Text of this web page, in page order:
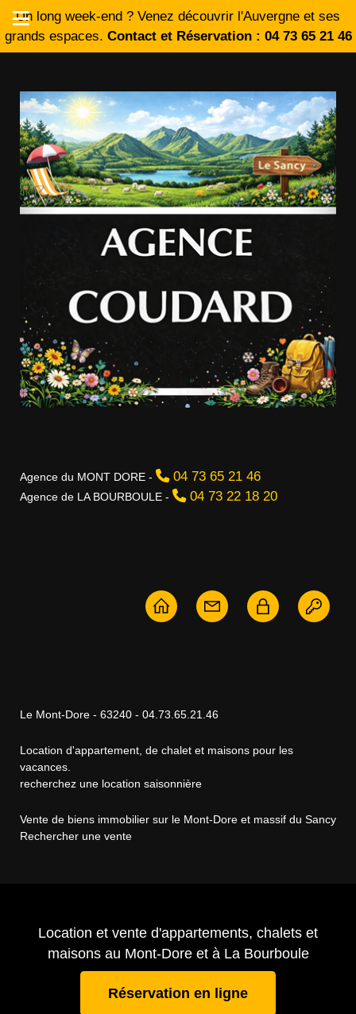
Un long week-end ? Venez découvrir l'Auvergne et ses
grands espaces. Contact et Réservation : 04 73 65 21 46
Agence du MONT DORE - 04 73 65 21 46
Agence de LA BOURBOULE - 04 73 22 18 20
Le Mont-Dore - 63240 - 04.73.65.21.46
Location d'appartement, de chalet et maisons pour les
vacances.
recherchez une location saisonnière
Vente de biens immobilier sur le Mont-Dore et massif du Sancy
Rechercher une vente
Location et vente d'appartements, chalets et
maisons au Mont-Dore et à La Bourboule
Réservation en ligne